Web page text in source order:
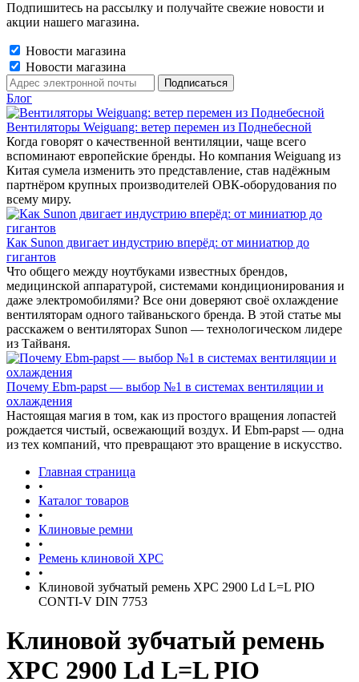
Подпишитесь на рассылку и получайте свежие новости и
акции нашего магазина.
Новости магазина
Новости магазина
Блог
Вентиляторы Weiguang: ветер перемен из Поднебесной
Когда говорят о качественной вентиляции, чаще всего
вспоминают европейские бренды. Но компания Weiguang из
Китая сумела изменить это представление, став надёжным
партнёром крупных производителей ОВК-оборудования по
всему миру.
Как Sunon двигает индустрию вперёд: от миниатюр до
гигантов
Что общего между ноутбуками известных брендов,
медицинской аппаратурой, системами кондиционирования и
даже электромобилями? Все они доверяют своё охлаждение
вентиляторам одного тайваньского бренда. В этой статье мы
расскажем о вентиляторах Sunon — технологическом лидере
из Тайваня.
Почему Ebm-papst — выбор №1 в системах вентиляции и
охлаждения
Настоящая магия в том, как из простого вращения лопастей
рождается чистый, освежающий воздух. И Ebm-papst — одна
из тех компаний, что превращают это вращение в искусство.
Главная страница
•
Каталог товаров
•
Клиновые ремни
•
Ремень клиновой XPC
•
Клиновой зубчатый ремень XPC 2900 Ld L=L PIO
CONTI-V DIN 7753
Клиновой зубчатый ремень
XPC 2900 Ld L=L PIO